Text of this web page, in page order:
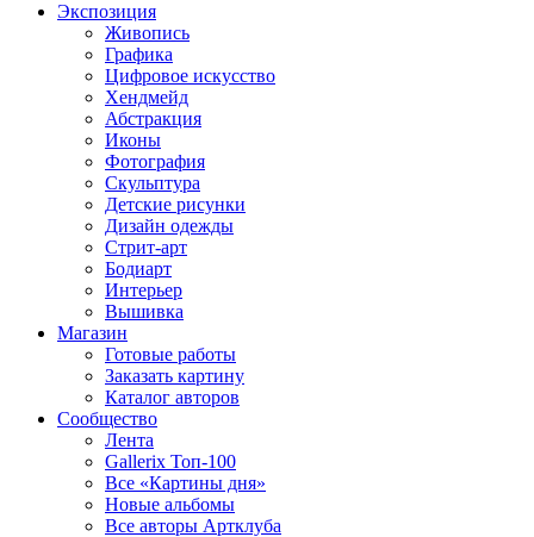
Экспозиция
Живопись
Графика
Цифровое искусство
Хендмейд
Абстракция
Иконы
Фотография
Скульптура
Детские рисунки
Дизайн одежды
Стрит-арт
Бодиарт
Интерьер
Вышивка
Магазин
Готовые работы
Заказать картину
Каталог авторов
Сообщество
Лента
Gallerix Топ-100
Все «Картины дня»
Новые альбомы
Все авторы Артклуба